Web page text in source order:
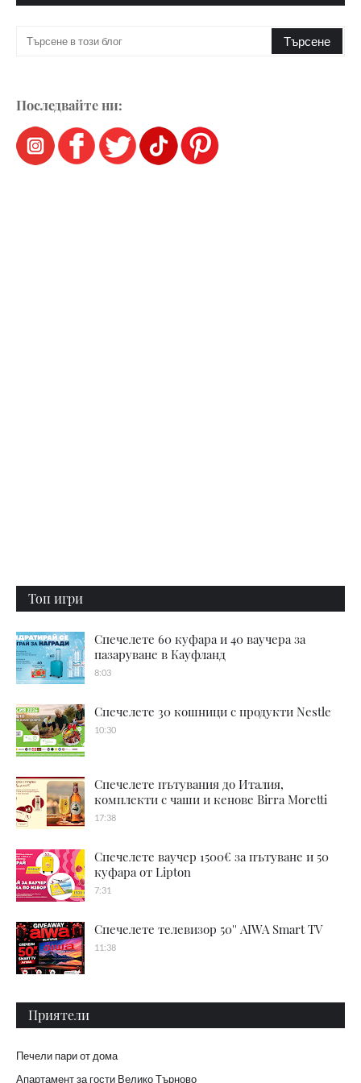
Последвайте ни:
Топ игри
Спечелете 60 куфара и 40 ваучера за
пазаруване в Кауфланд
8:03
Спечелете 30 кошници с продукти Nestle
10:30
Спечелете пътувания до Италия,
комплекти с чаши и кенове Birra Moretti
17:38
Спечелете ваучер 1500€ за пътуване и 50
куфара от Lipton
7:31
Спечелете телевизор 50'' AIWA Smart TV
11:38
Приятели
Печели пари от дома
Апартамент за гости Велико Търново